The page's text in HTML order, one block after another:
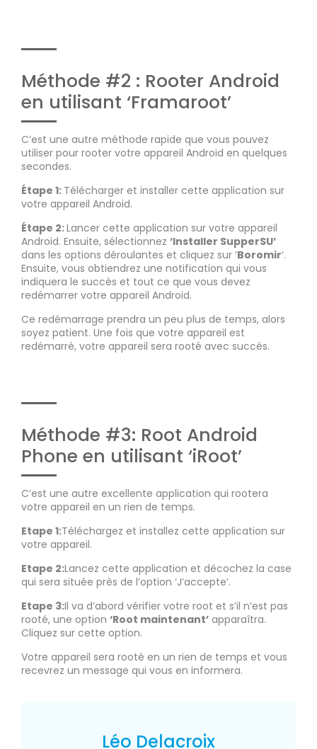
Méthode #2 : Rooter Android
en utilisant ‘Framaroot’
C’est une autre méthode rapide que vous pouvez
utiliser pour rooter votre appareil Android en quelques
secondes.
Étape 1: Télécharger et installer cette application sur
votre appareil Android.
Étape 2:Lancer cette application sur votre appareil
Android. Ensuite, sélectionnez ‘Installer SupperSU’
dans les options déroulantes et cliquez sur ‘Boromir‘.
Ensuite, vous obtiendrez une notification qui vous
indiquera le succès et tout ce que vous devez
redémarrer votre appareil Android.
Ce redémarrage prendra un peu plus de temps, alors
soyez patient. Une fois que votre appareil est
redémarré, votre appareil sera rooté avec succès.
Méthode #3: Root Android
Phone en utilisant ‘iRoot’
C’est une autre excellente application qui rootera
votre appareil en un rien de temps.
Etape 1:Téléchargez et installez cette application sur
votre appareil.
Etape 2:Lancez cette application et décochez la case
qui sera située près de l’option ‘J’accepte’.
Etape 3:Il va d’abord vérifier votre root et s’il n’est pas
rooté, une option ‘Root maintenant’ apparaîtra.
Cliquez sur cette option.
Votre appareil sera rooté en un rien de temps et vous
recevrez un message qui vous en informera.
Léo Delacroix